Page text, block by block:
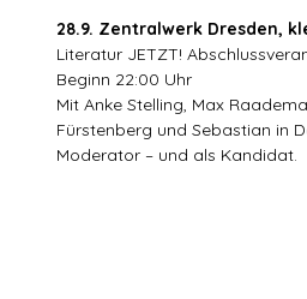
28.9. Zentralwerk Dresden,
Literatur JETZT!
Beginn 22:00 Uhr
Mit Anke Stelling, Max
Fürstenberg und Sebastian in
Moderator – und als Kandidat.